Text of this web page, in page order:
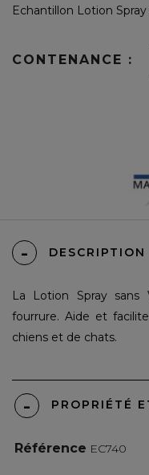
Echantillon Lotion
CONTENANCE :
DESCRIPTION
La Lotion Spray sans
fourrure. Aide et
chiens et de chats.
PROPRIÉTÉ
Référence EC740